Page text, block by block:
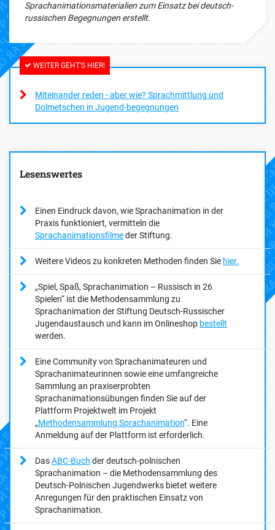
Sprachanimationsmaterialien zum Einsatz bei deutsch-
russischen Begegnungen erstellt.
WEITER GEHT'S HIER!
Miteinander reden - aber wie? Sprachmittlung und
Dolmetschen in Jugend-begegnungen
Lesenswertes
Einen Eindruck davon, wie Sprachanimation in der
Praxis funktioniert, vermitteln die
Sprachanimationsfilmeder Stiftung.
Weitere Videos zu konkreten Methoden finden Sie hier.
„Spiel, Spaß, Sprachanimation – Russisch in 26
Spielen“ ist die Methodensammlung zu
Sprachanimation der Stiftung Deutsch-Russischer
Jugendaustausch und kann im Onlineshop bestellt
werden.
Eine Community von Sprachanimateuren und
Sprachanimateurinnen sowie eine umfangreiche
Sammlung an praxiserprobten
Sprachanimationsübungen finden Sie auf der
Plattform Projektwelt im Projekt
„Methodensammlung Sprachanimation“. Eine
Anmeldung auf der Plattform ist erforderlich.
DasABC-Buch der deutsch-polnischen
Sprachanimation – die Methodensammlung des
Deutsch-Polnischen Jugendwerks bietet weitere
Anregungen für den praktischen Einsatz von
Sprachanimation.